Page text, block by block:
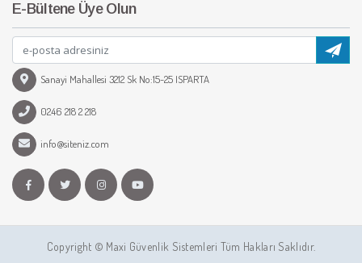
E-Bültene Üye Olun
Sanayi Mahallesi 3212 Sk No:15-25 ISPARTA
0246 218 2 218
info@siteniz.com
Copyright © Maxi Güvenlik Sistemleri Tüm Hakları Saklıdır.